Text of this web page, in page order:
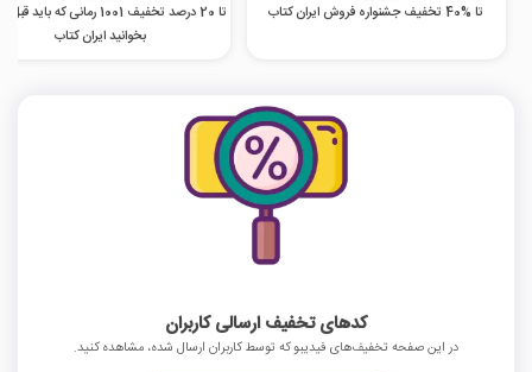
تا %40 تخفیف جشنواره فروش ایران کتاب
تا 20 درصد تخفیف 1001 رمانی که
بخوانید ایران کتاب
کدهای تخفیف ارسالی کاربران
در این صفحه تخفیف‌های فیدیبو که توسط کاربران ارسال شده، مشاهده کنید.